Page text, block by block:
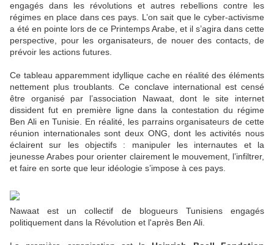
engagés dans les révolutions et autres rebellions contre les
régimes en place dans ces pays. L’on sait que le cyber-activisme
a été en pointe lors de ce Printemps Arabe, et il s’agira dans cette
perspective, pour les organisateurs, de nouer des contacts, de
prévoir les actions futures.
Ce tableau apparemment idyllique cache en réalité des éléments
nettement plus troublants. Ce conclave international est censé
être organisé par l’association Nawaat, dont le site internet
dissident fut en première ligne dans la contestation du régime
Ben Ali en Tunisie. En réalité, les parrains organisateurs de cette
réunion internationales sont deux ONG, dont les activités nous
éclairent sur les objectifs : manipuler les internautes et la
jeunesse Arabes pour orienter clairement le mouvement, l’infiltrer,
et faire en sorte que leur idéologie s’impose à ces pays.
Nawaat est un collectif de blogueurs Tunisiens engagés
politiquement dans la Révolution et l'après Ben Ali.